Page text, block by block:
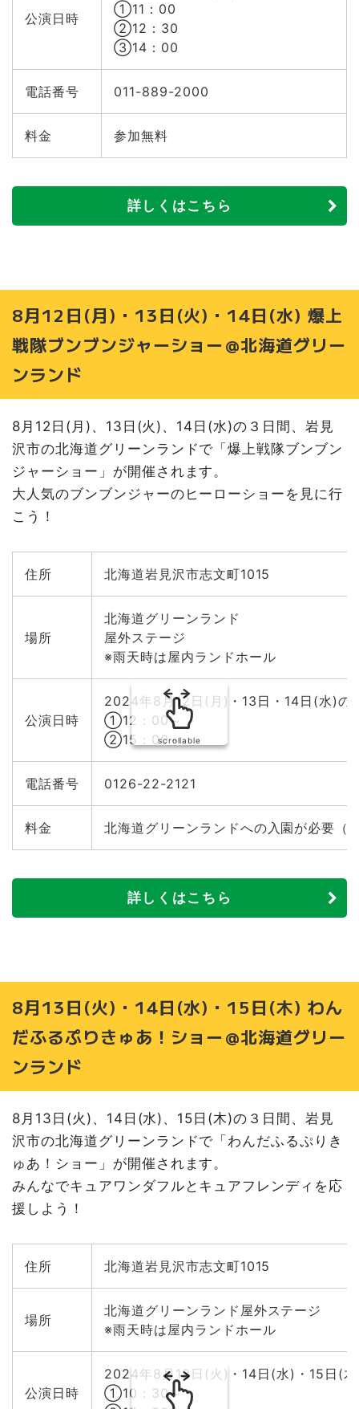
公演日時
①11：00
②12：30
③14：00
電話番号 011-889-2000
料金 参加無料
詳しくはこちら
8月12日(月)・13日(火)・14日(水) 爆上
戦隊ブンブンジャーショー＠北海道グリー
ンランド
8月12日(月)、13日(火)、14日(水)の３日間、岩見
沢市の北海道グリーンランドで「爆上戦隊ブンブン
ジャーショー」が開催されます。
大人気のブンブンジャーのヒーローショーを見に行
こう！
住所 北海道岩見沢市志文町1015
場所
北海道グリーンランド
屋外ステージ
※雨天時は屋内ランドホール
公演日時
2024年8月12日(月)・13日・14日(水)の
①12：00～
②15：00～
電話番号 0126-22-2121
料金 北海道グリーンランドへの入園が必要（
scrollable
詳しくはこちら
8月13日(火)・14日(水)・15日(木) わん
だふるぷりきゅあ！ショー＠北海道グリー
ンランド
8月13日(火)、14日(水)、15日(木)の３日間、岩見
沢市の北海道グリーンランドで「わんだふるぷりき
ゅあ！ショー」が開催されます。
みんなでキュアワンダフルとキュアフレンディを応
援しよう！
住所 北海道岩見沢市志文町1015
場所
北海道グリーンランド屋外ステージ
※雨天時は屋内ランドホール
公演日時
2024年8月13日(火)・14日(水)・15日(
①10：30～